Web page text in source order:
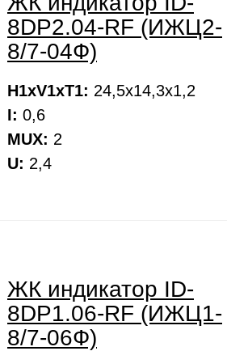
8DP2.04-RF (ИЖЦ2-
8/7-04Ф)
H1xV1xT1: 24,5х14,3х1,2
I: 0,6
MUX: 2
U: 2,4
ЖК индикатор ID-
8DP1.06-RF (ИЖЦ1-
8/7-06Ф)